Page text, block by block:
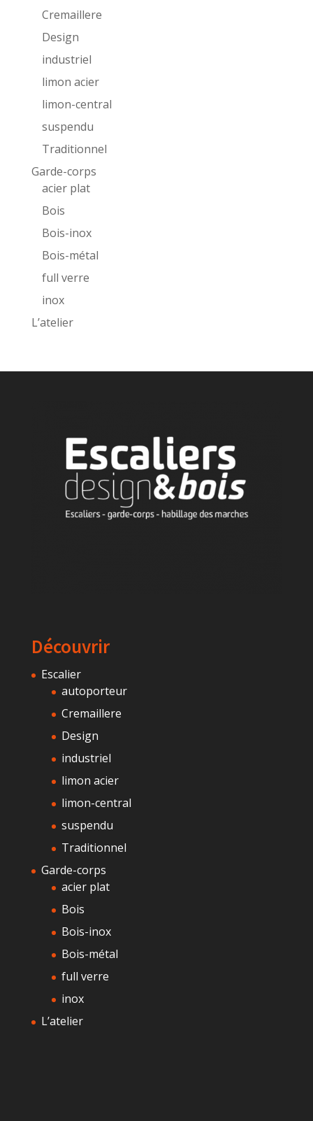
Cremaillere
Design
industriel
limon acier
limon-central
suspendu
Traditionnel
Garde-corps
acier plat
Bois
Bois-inox
Bois-métal
full verre
inox
L’atelier
Découvrir
Escalier
autoporteur
Cremaillere
Design
industriel
limon acier
limon-central
suspendu
Traditionnel
Garde-corps
acier plat
Bois
Bois-inox
Bois-métal
full verre
inox
L’atelier